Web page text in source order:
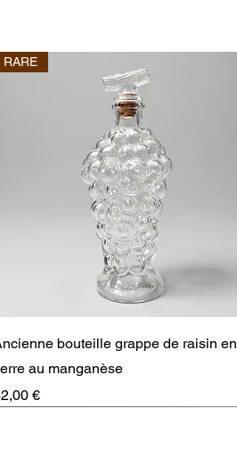
Aperçu rapide
RARE
bouteille grappe de raisin en
au manganèse
€